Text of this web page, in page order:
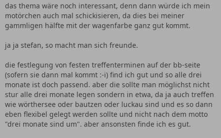
das thema wäre noch interessant, denn dann würde ich mein
motörchen auch mal schickisieren, da dies bei meiner
gammligen hälfte mit der wagenfarbe ganz gut kommt.
ja ja stefan, so macht man sich freunde.
die festlegung von festen treffenterminen auf der bb-seite
(sofern sie dann mal kommt :-i) find ich gut und so alle drei
monate ist doch passend. aber die sollte man möglichst nicht
stur alle drei monate legen sondern in etwa, da ja auch treffen
wie wörthersee oder bautzen oder luckau sind und es so dann
eben flexibel gelegt werden sollte und nicht nach dem motto
"drei monate sind um". aber ansonsten finde ich es gut.